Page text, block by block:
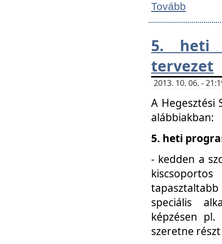
Tovább
5. heti
tervezet
2013. 10. 06. -
A Hegesztési
alábbiakban:
5. heti
- kedden a
speciális
képzésen
szeretne